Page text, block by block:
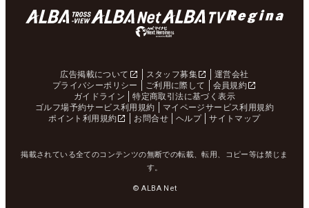
広告掲載について スタッフ募集
運営会社
プライバシーポリシー
ご利用に際して
会員規約
ガイドライン
特定商取引法に基づく表示
ゴルフ場予約サービス利用規約
マイページサービス利用規約
ポイント利用規約
お問合せ ヘルプ サイトマップ
掲載されている全てのコンテンツの無断での転載、転用、コピー等は禁じま
す。
© ALBA Net